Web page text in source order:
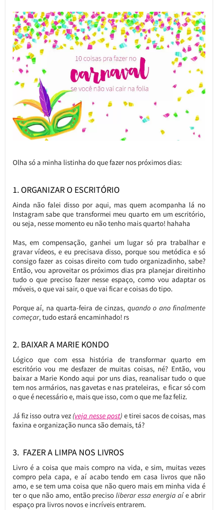
Olha só a minha listinha do que fazer nos próximos dias:
1. ORGANIZAR O ESCRITÓRIO
Ainda não falei disso por aqui, mas quem acompanha lá no
Instagram sabe que transformei meu quarto em um escritório,
ou seja, nesse momento eu não tenho mais quarto! hahaha
Mas, em compensação, ganhei um lugar só pra trabalhar e
gravar vídeos, e eu precisava disso, porque sou metódica e só
consigo fazer as coisas direito com tudo organizadinho, sabe?
Então, vou aproveitar os próximos dias pra planejar direitinho
tudo o que preciso fazer nesse espaço, como vou adaptar os
móveis, o que vai sair, o que vai ficar e coisas do tipo.
Porque aí, na quarta-feira de cinzas, quando o ano finalmente
começar, tudo estará encaminhado! rs
2. BAIXAR A MARIE KONDO
Lógico que com essa história de transformar quarto em
escritório vou me desfazer de muitas coisas, né? Então, vou
baixar a Marie Kondo aqui por uns dias, reanalisar tudo o que
tem nos armários, nas gavetas e nas prateleiras, e ficar só com
o que é necessário e, mais que isso, com o que me faz feliz.
Já fiz isso outra vez (veja nesse post) e tirei sacos de coisas, mas
faxina e organização nunca são demais, tá?
3. FAZER A LIMPA NOS LIVROS
Livro é a coisa que mais compro na vida, e sim, muitas vezes
compro pela capa, e aí acabo tendo em casa livros que não
amo, e se tem uma coisa que não quero mais em minha vida é
ter o que não amo, então preciso liberar essa energia aíe abrir
espaço pra livros novos e incríveis entrarem.